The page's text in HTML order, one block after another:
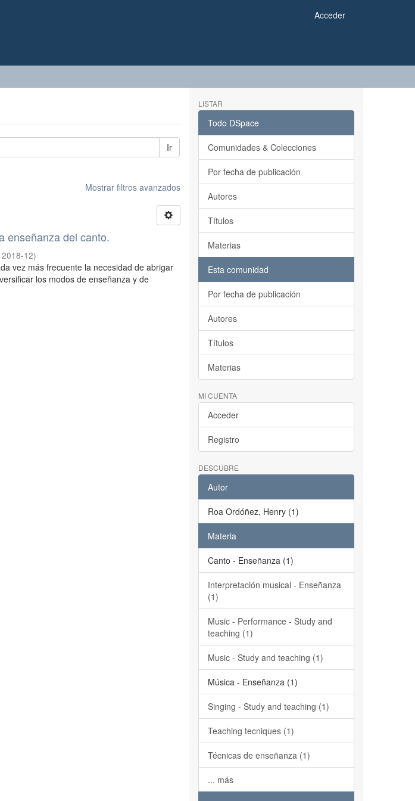
Acceder
Ir
Mostrar filtros avanzados
enseñanza del canto.
2018-12)
vez más frecuente la necesidad de abrigar
los modos de enseñanza y de
LISTAR
Todo DSpace
Comunidades & Colecciones
Por fecha de publicación
Autores
Títulos
Materias
Esta comunidad
Por fecha de publicación
Autores
Títulos
Materias
MI CUENTA
Acceder
Registro
DESCUBRE
Autor
Roa Ordóñez, Henry (1)
Materia
Canto - Enseñanza (1)
Interpretación musical - Enseñanza
(1)
Music - Performance - Study and
teaching (1)
Music - Study and teaching (1)
Música - Enseñanza (1)
Singing - Study and teaching (1)
Teaching tecniques (1)
Técnicas de enseñanza (1)
... más